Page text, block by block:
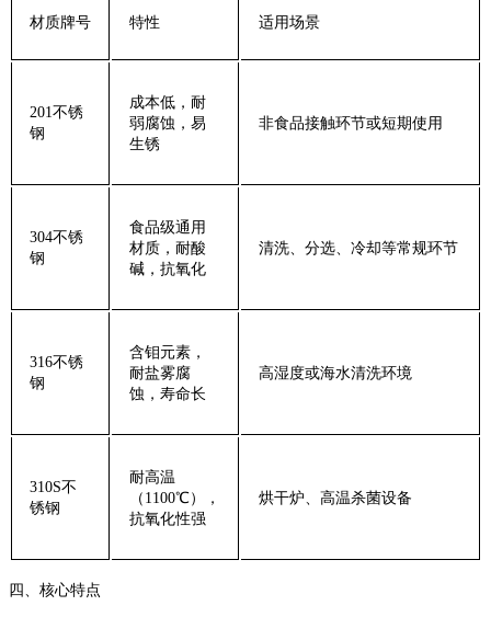
‌材质牌号‌ ‌特性‌ ‌适用场景‌
‌201不锈
钢‌
成本低，耐
弱腐蚀，易
生锈
非食品接触环节或短期使用
‌304不锈
钢‌
食品级通用
材质，耐酸
碱，抗氧化
清洗、分选、冷却等常规环节
‌316不锈
钢‌
含钼元素，
耐盐雾腐
蚀，寿命长
高湿度或海水清洗环境
‌310S不
锈钢‌
耐高温
（1100℃），
抗氧化性强
烘干炉、高温杀菌设备
‌四、核心特点‌